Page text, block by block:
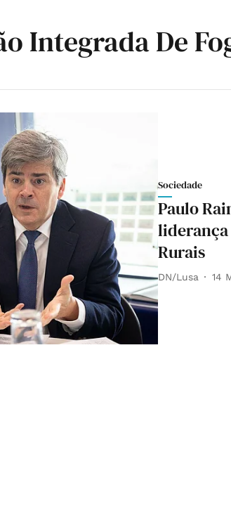
Integrada De
Sociedade
Paulo
liderança
Rurais
DN/Lusa 14